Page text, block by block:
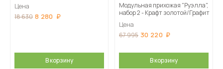
Цена
18 630 8 280
В корзину
Модульная прихожая "Руэлла",
набор 2 - Крафт золотой/Графит
Цена
67 995 30 220
В корзину